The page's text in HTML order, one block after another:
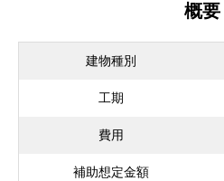
概要
建物種別
工期
費用
補助想定金額